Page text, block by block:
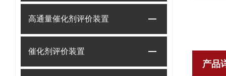
高通量催化剂评价装置
催化剂评价装置
产品